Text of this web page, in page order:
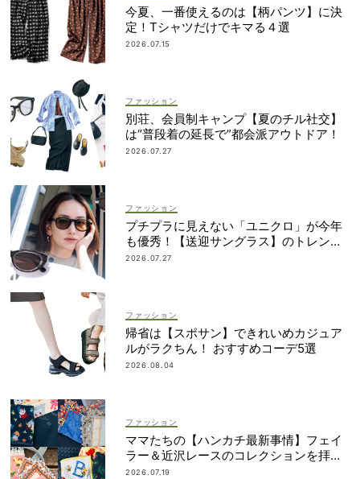
今夏、一番使えるのは【柄パンツ】に決
定！Tシャツだけでキマる４選
2026.07.15
ファッション
別荘、会員制キャンプ【夏のチル社交】
は“普段着の延長で”都会派アウトドア！
2026.07.27
ファッション
プチプラに見えない「ユニクロ」が今年
も優秀！【送迎サングラス】のトレンド
は“黒”のフレーム
2026.07.27
ファッション
帰省は【スポサン】できれいめカジュア
ルがラクちん！ おすすめコーデ5選
2026.08.04
ファッション
ママたちの【ハンカチ最新事情】フェイ
ラー＆近沢レースのコレクションを拝
見！
2026.07.19